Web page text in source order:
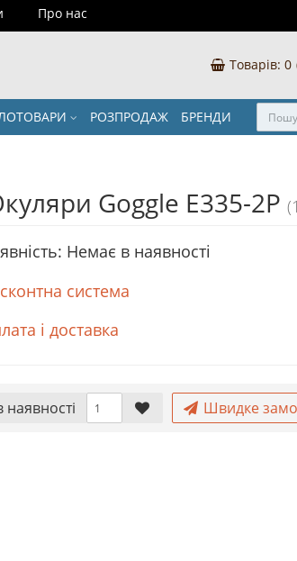
Про нас
Товарів: 0
РОЗПРОДАЖ БРЕНДИ
Goggle E335-2Р
Немає в наявностi
система
і доставка
наявностi Швидке